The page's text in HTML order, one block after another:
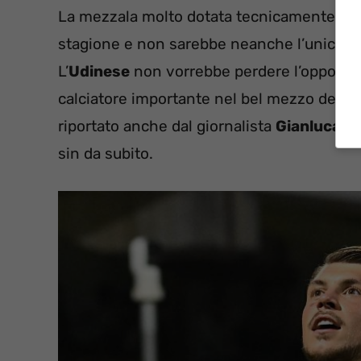
La mezzala molto dotata tecnicamente,
stagione e non sarebbe neanche l’unico
L’Udinese non vorrebbe perdere
calciatore importante nel bel mezzo
riportato anche dal giornalista Gianluca
sin da subito.